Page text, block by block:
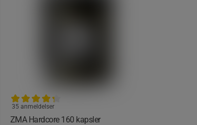
ZMA Hardcore 160 kapsler
35 anmeldelser